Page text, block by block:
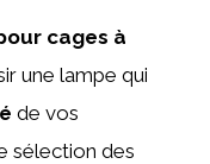
cages à
une lampe qui
de vos
sélection des